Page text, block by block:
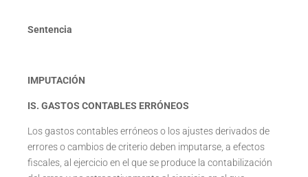
Sentencia
IMPUTACIÓN
IS. GASTOS CONTABLES ERRÓNEOS
Los gastos contables erróneos o los ajustes derivados de
errores o cambios de criterio deben imputarse, a efectos
fiscales, al ejercicio en el que se produce la contabilización